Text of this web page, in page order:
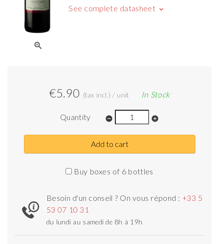
zoom_in
See complete datasheet keyboard_arrow_down
€5.90 (tax incl.) / unit In Stock
Quantity remove_circle add_circle
Add to cart
Buy boxes of 6 bottles
Besoin d'un conseil ? On vous répond : +33 5
53 07 10 31
du lundi au samedi de 8h à 19h